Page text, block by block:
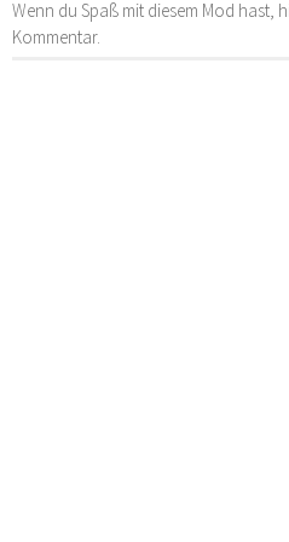
Wenn du Spaß mit diesem Mod hast,
Kommentar.